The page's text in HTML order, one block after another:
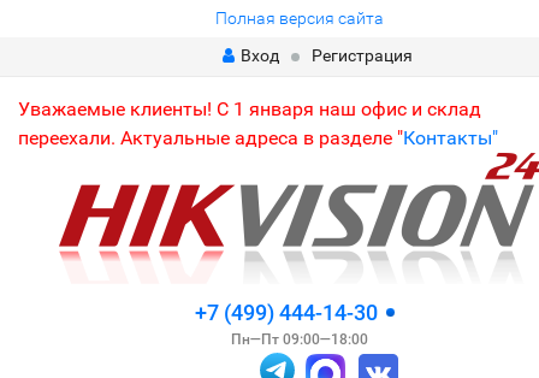
Полная версия сайта
Вход
Регистрация
Уважаемые клиенты! С 1 января наш офис и склад
переехали. Актуальные адреса в разделе "Контакты"
+7 (499) 444-14-30
Пн—Пт 09:00—18:00